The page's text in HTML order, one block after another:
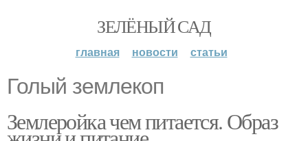
ЗЕЛЁНЫЙ САД
главная новости статьи
Голый землекоп
Землеройка чем питается. Образ